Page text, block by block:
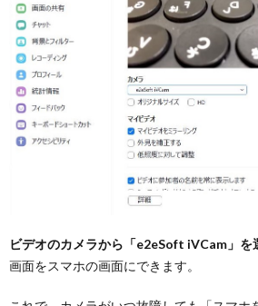
ビデオのカメラから「e2eSoft iVCam」を
画面をスマホの画面にできます。